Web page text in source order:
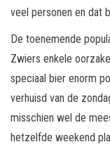
veel personen en dat
De toenemende
Zwiers enkele
speciaal bier enorm
verhuisd van de
misschien wel de
hetzelfde weekend